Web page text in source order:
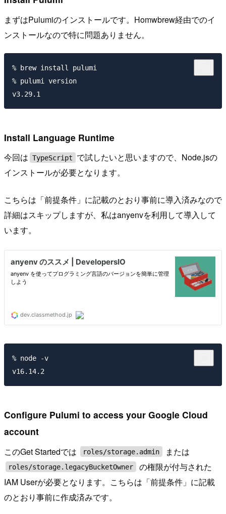
まずはPulumiのインストールです。Homwbrew経由でのイ
ンストールなので特に問題ありません。
% brew install pulumi
% pulumi version
Install Language Runtime
今回は TypeScript
で試したいと思いますので、Node.jsの
インストールが必要となります。
こちらは「前提条件」に記載のとおり事前に導入済みなので
詳細はスキップしますが、私はanyenvを利用して導入して
います。
% node -v
Configure Pulumi to access your Google Cloud
account
このGet Startedでは roles/storage.admin または
roles/storage.legacyBucketOwner
の権限が付与された
IAM Userが必要となります。こちらは「前提条件」に記載
のとおり事前に作成済みです。